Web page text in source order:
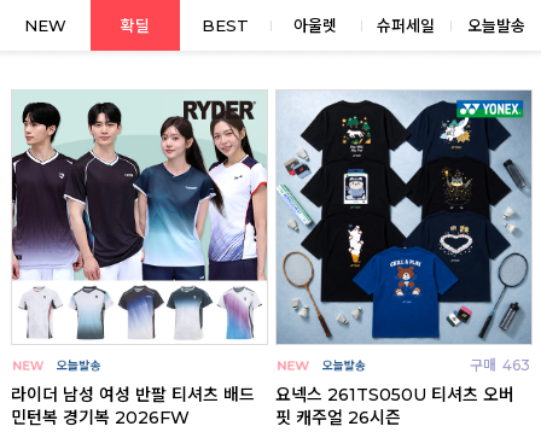
NEW 확딜 BEST 아울렛 슈퍼세일 오늘발송
라이더 남성 여성 반팔 티셔츠 배드
민턴복 경기복 2026FW
구매 463
요넥스 261TS050U 티셔츠 오버
핏 캐주얼 26시즌